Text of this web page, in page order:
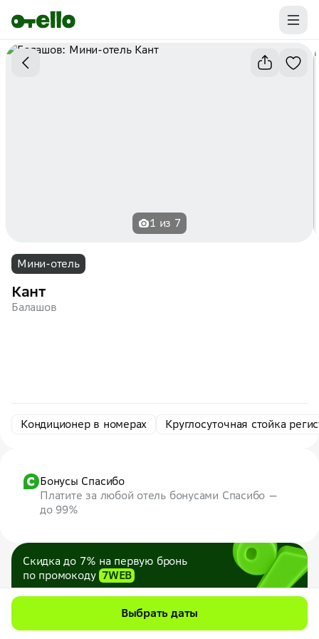
Промокоды на первую бронь уже ваши.
Забирайте выгоду
1 из 7
Мини-отель
Кант
Балашов
Кондиционер в номерах Круглосуточная стойка
Бонусы Спасибо
Платите за любой отель бонусами Спасибо —
до 99%
Скидка до 7% на первую бронь
по промокоду 7WEB
Максимум — 1000 ₽
Выбрать даты